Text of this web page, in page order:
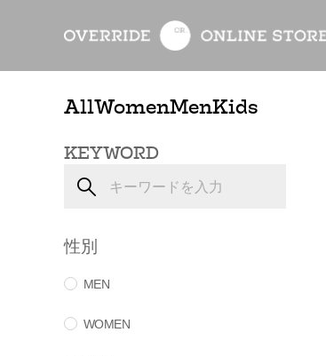
AllWomenMenKids
KEYWORD
性別
MEN
WOMEN